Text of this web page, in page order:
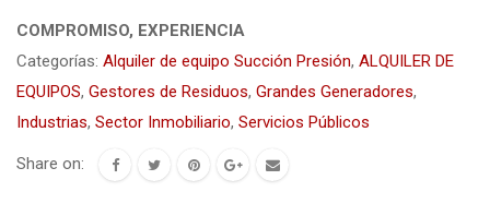
COMPROMISO, EXPERIENCIA
Categorías: Alquiler de equipo Succión Presión, ALQUILER DE
EQUIPOS, Gestores de Residuos, Grandes Generadores,
Industrias, Sector Inmobiliario, Servicios Públicos
Share on: